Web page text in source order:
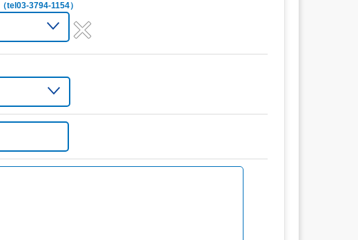
tel03-3794-1154）